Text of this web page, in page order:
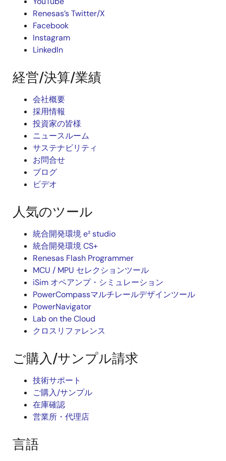
Renesas’s Twitter/X
Facebook
Instagram
LinkedIn
経営/決算/業績
会社概要
採用情報
投資家の皆様
ニュースルーム
サステナビリティ
お問合せ
ブログ
ビデオ
人気のツール
統合開発環境 e² studio
統合開発環境 CS+
Renesas Flash Programmer
MCU / MPU セレクションツール
iSim オペアンプ・シミュレーション
PowerCompassマルチレールデザインツール
PowerNavigator
Lab on the Cloud
クロスリファレンス
ご購入/サンプル請求
技術サポート
ご購入/サンプル
在庫確認
営業所・代理店
言語